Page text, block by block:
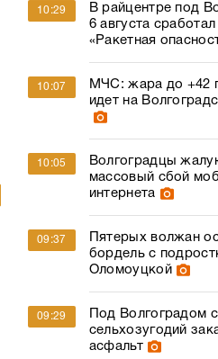
10:29
В райцентре под
6 августа сработал
«Ракетная
10:07
МЧС: жара до +42
идет на
10:05
Волгоградцы
массовый сбой
интернета
09:37
Пятерых волжан
бордель с
Оломоуцкой
09:29
Под Волгоградом
сельхозугодий
асфальт